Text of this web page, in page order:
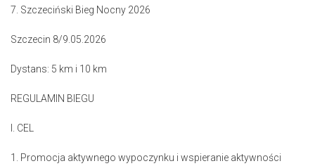
7. Szczeciński Bieg Nocny 2026
Szczecin 8/9.05.2026
Dystans: 5 km i 10 km
REGULAMIN BIEGU
I. CEL
1. Promocja aktywnego wypoczynku i wspieranie aktywności